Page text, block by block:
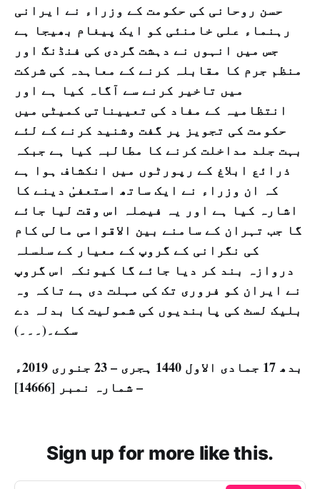
حسن روحانی کی حکومت کے وزراء نے ایرانی
رہنماء علی خامنئی کو ایک پیغام بھیجا ہے
جس میں انہوں نے دہشت گردی کی فنڈنگ اور
منظم جرم کا مقابلہ کرنے کے معاہدہ کی شرکت
میں تاخیر کرنے سے آگاہ کیا ہے اور
انتظامیہ کے مفاد کی تعییناتی کمیٹی میں
حکومت کی تجویز پر گفت وشنید کرنے کے لئے
بہت جلد مداخلت کرنے کا مطالبہ کیا ہے جبکہ
ذرائع ابلاغ کے رپورٹوں میں انکشاف ہوا ہے
کہ ان وزراء نے ایک ساتھ استعفیٰ دینے کا
اشارہ کیا ہے اور یہ فیصلہ اس وقت لیا جائے
گا جب تہران کے سامنے بین الاقوامی مالی کام
کی نگرانی کے گروپ کے معیار کے سلسلہ
دروازہ بند کر دیا جائے گا کیونکہ اس گروپ
نے ایران کو فروری تک کی مہلت دی ہے تاکہ وہ
بلیک لسٹ کی پابندیوں کی شمولیت کا بدلہ دے
سکے۔(۔۔۔)
بدھ 17 جمادی الاول 1440 ہجری – 23 جنوری 2019ء
– شمارہ نمبر [14666]
Sign up for more like this.